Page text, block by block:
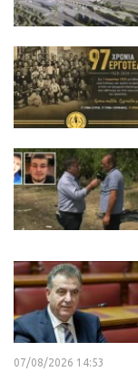
07/08/2026 14:53